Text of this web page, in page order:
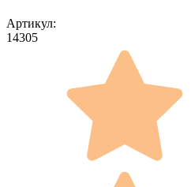
Артикул:
14305